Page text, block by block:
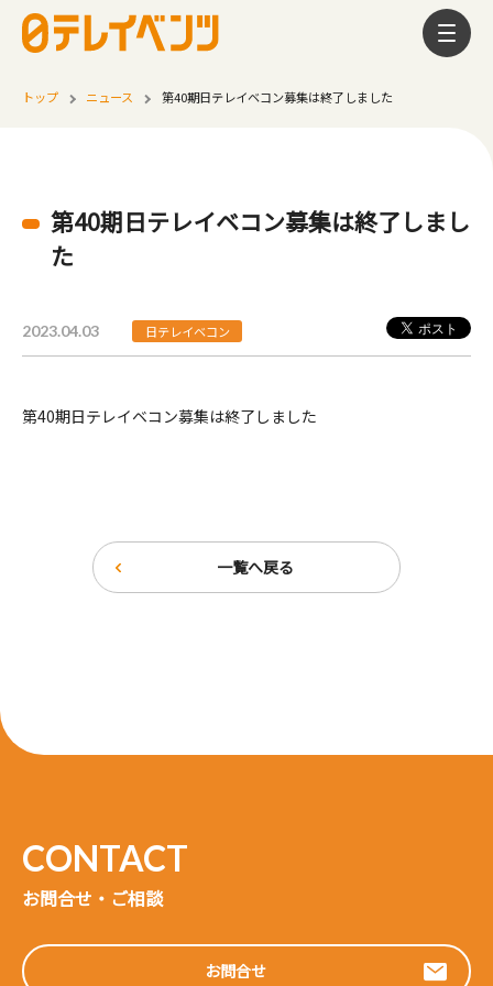
トップ ニュース 第40期日テレイベコン募集は終了しました
第40期日テレイベコン募集は終了しまし
た
2023.04.03 日テレイベコン
第40期日テレイベコン募集は終了しました
一覧へ戻る
お問合せ・ご相談
お問合せ